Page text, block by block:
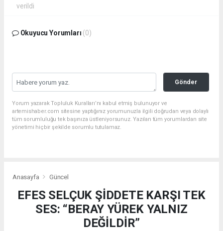
verildi
Okuyucu Yorumları (0)
Gönder
Yorum yazarak Topluluk Kuralları’nı kabul etmiş bulunuyor ve
artemishaber.com sitesine yaptığınız yorumunuzla ilgili doğrudan veya dolaylı
tüm sorumluluğu tek başınıza üstleniyorsunuz. Yazılan tüm yorumlardan site
yönetimi hiçbir şekilde sorumlu tutulamaz.
Anasayfa Güncel
EFES SELÇUK ŞİDDETE KARŞI TEK
SES: “BERAY YÜREK YALNIZ
DEĞİLDİR”